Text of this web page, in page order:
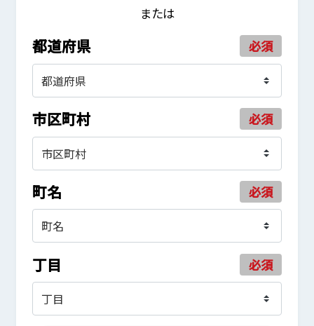
または
都道府県 必須
市区町村 必須
町名 必須
丁目 必須